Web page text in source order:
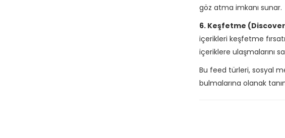
göz atma imkanı sunar.
6. Keşfetme
içerikleri keşfetme
içeriklere ulaşmalarını
Bu feed türleri, sosyal
bulmalarına olanak